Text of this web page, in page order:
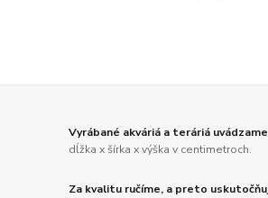
Vyrábané akváriá a teráriá
dĺžka x šírka x výška v centimetroch.
Za kvalitu ručíme, a preto